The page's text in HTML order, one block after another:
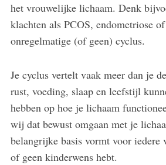
het vrouwelijke lichaam. Denk
klachten als PCOS, endometriose
onregelmatige (of geen) cyclus.
Je cyclus vertelt vaak meer dan je
rust, voeding, slaap en leefstijl
hebben op hoe je lichaam
wij dat bewust omgaan met je
belangrijke basis vormt voor
of geen kinderwens hebt.